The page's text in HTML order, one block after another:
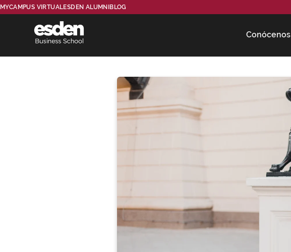
MYCAMPUS VIRTUALESDEN ALUMNI BLOG
Conócenos